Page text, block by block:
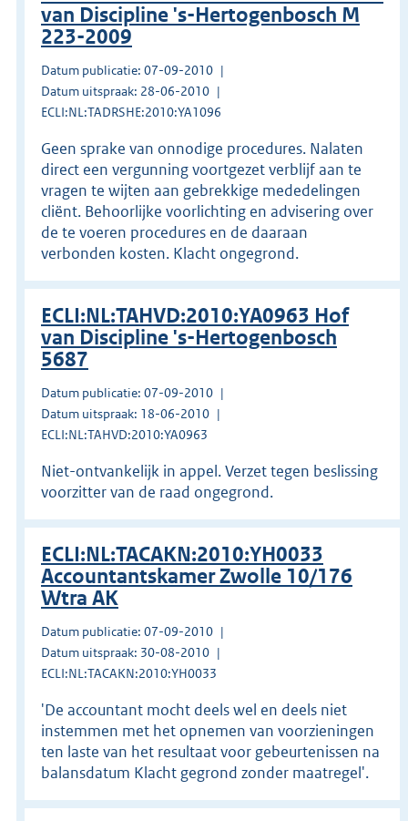
van Discipline 's-Hertogenbosch M
223-2009
Datum publicatie: 07-09-2010
Datum uitspraak: 28-06-2010
ECLI:NL:TADRSHE:2010:YA1096
Geen sprake van onnodige procedures. Nalaten
direct een vergunning voortgezet verblijf aan te
vragen te wijten aan gebrekkige mededelingen
cliënt. Behoorlijke voorlichting en advisering over
de te voeren procedures en de daaraan
verbonden kosten. Klacht ongegrond.
ECLI:NL:TAHVD:2010:YA0963 Hof
van Discipline 's-Hertogenbosch
5687
Datum publicatie: 07-09-2010
Datum uitspraak: 18-06-2010
ECLI:NL:TAHVD:2010:YA0963
Niet-ontvankelijk in appel. Verzet tegen beslissing
voorzitter van de raad ongegrond.
ECLI:NL:TACAKN:2010:YH0033
Accountantskamer Zwolle 10/176
Wtra AK
Datum publicatie: 07-09-2010
Datum uitspraak: 30-08-2010
ECLI:NL:TACAKN:2010:YH0033
'De accountant mocht deels wel en deels niet
instemmen met het opnemen van voorzieningen
ten laste van het resultaat voor gebeurtenissen na
balansdatum Klacht gegrond zonder maatregel'.